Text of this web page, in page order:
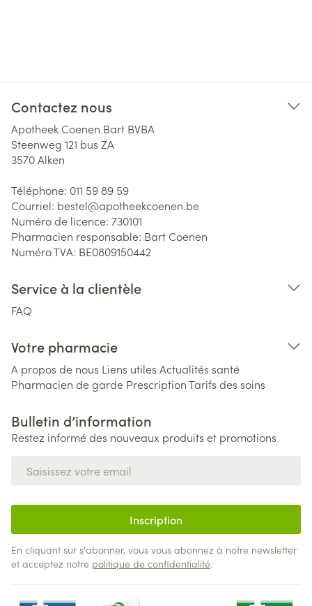
Contactez nous
Apotheek Coenen Bart BVBA
Steenweg 121 bus ZA
3570Alken
Téléphone: 011 59 89 59
Courriel: bestel@apotheekcoenen.be
Numéro de licence: 730101
Pharmacien responsable: Bart Coenen
Numéro TVA: BE0809150442
Service à la clientèle
FAQ
Votre pharmacie
A propos de nous Liens utiles Actualités santé
Pharmacien de garde PrescriptionTarifs des soins
Bulletin d’information
Restez informé des nouveaux produits et promotions
Inscription
En cliquant sur s'abonner, vous vous abonnez à notre newsletter
et acceptez notre politique de confidentialité.